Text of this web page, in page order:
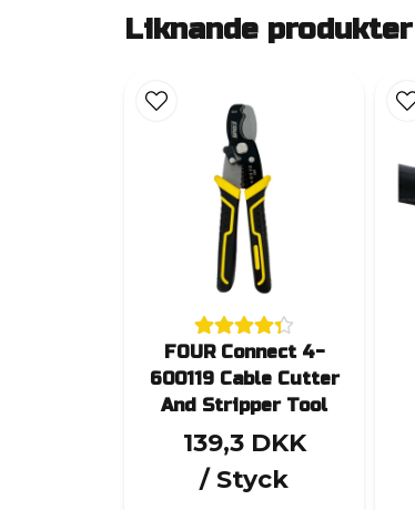
Liknande produkter
FOUR Connect 4-
600119 Cable Cutter
And Stripper Tool
139,3 DKK
/ Styck